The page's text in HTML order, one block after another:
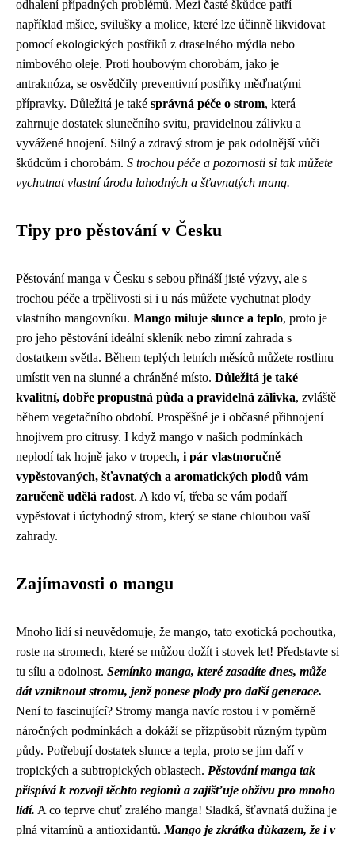
odhalení případných problémů. Mezi časté škůdce patří
například mšice, svilušky a molice, které lze účinně likvidovat
pomocí ekologických postřiků z draselného mýdla nebo
nimbového oleje. Proti houbovým chorobám, jako je
antraknóza, se osvědčily preventivní postřiky měďnatými
přípravky. Důležitá je také správná péče o strom, která
zahrnuje dostatek slunečního svitu, pravidelnou zálivku a
vyvážené hnojení. Silný a zdravý strom je pak odolnější vůči
škůdcům i chorobám. S trochou péče a pozornosti si tak můžete
vychutnat vlastní úrodu lahodných a šťavnatých mang.
Tipy pro pěstování v Česku
Pěstování manga v Česku s sebou přináší jisté výzvy, ale s
trochou péče a trpělivosti si i u nás můžete vychutnat plody
vlastního mangovníku. Mango miluje slunce a teplo, proto je
pro jeho pěstování ideální skleník nebo zimní zahrada s
dostatkem světla. Během teplých letních měsíců můžete rostlinu
umístit ven na slunné a chráněné místo. Důležitá je také
kvalitní, dobře propustná půda a pravidelná zálivka, zvláště
během vegetačního období. Prospěšné je i občasné přihnojení
hnojivem pro citrusy. I když mango v našich podmínkách
neplodí tak hojně jako v tropech, i pár vlastnoručně
vypěstovaných, šťavnatých a aromatických plodů vám
zaručeně udělá radost. A kdo ví, třeba se vám podaří
vypěstovat i úctyhodný strom, který se stane chloubou vaší
zahrady.
Zajímavosti o mangu
Mnoho lidí si neuvědomuje, že mango, tato exotická pochoutka,
roste na stromech, které se můžou dožít i stovek let! Představte si
tu sílu a odolnost. Semínko manga, které zasadíte dnes, může
dát vzniknout stromu, jenž ponese plody pro další generace.
Není to fascinující? Stromy manga navíc rostou i v poměrně
náročných podmínkách a dokáží se přizpůsobit různým typům
půdy. Potřebují dostatek slunce a tepla, proto se jim daří v
tropických a subtropických oblastech. Pěstování manga tak
přispívá k rozvoji těchto regionů a zajišťuje obživu pro mnoho
lidí. A co teprve chuť zralého manga! Sladká, šťavnatá dužina je
plná vitamínů a antioxidantů. Mango je zkrátka důkazem, že i v